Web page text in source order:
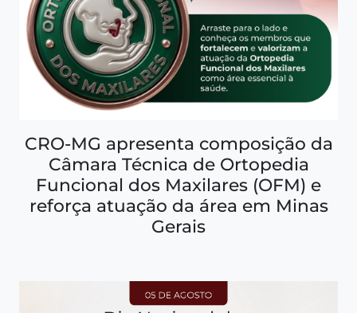
CRO-MG apresenta composição da
Câmara Técnica de Ortopedia
Funcional dos Maxilares (OFM) e
reforça atuação da área em Minas
Gerais